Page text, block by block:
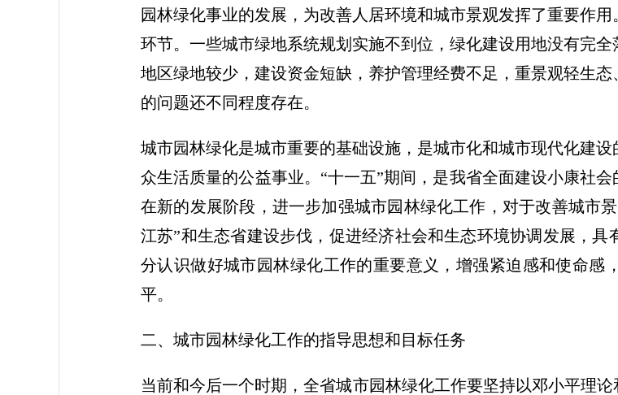
园林绿化事业的发展，为改善人居环境和城市景观发挥了重要作
环节。一些城市绿地系统规划实施不到位，绿化建设用地没有完
地区绿地较少，建设资金短缺，养护管理经费不足，重景观轻生
的问题还不同程度存在。
城市园林绿化是城市重要的基础设施，是城市化和城市现代化建
众生活质量的公益事业。“十一五”期间，是我省全面建设小康社
在新的发展阶段，进一步加强城市园林绿化工作，对于改善城市
江苏”和生态省建设步伐，促进经济社会和生态环境协调发展，
分认识做好城市园林绿化工作的重要意义，增强紧迫感和使命感
平。
二、城市园林绿化工作的指导思想和目标任务
当前和今后一个时期，全省城市园林绿化工作要坚持以邓小平理